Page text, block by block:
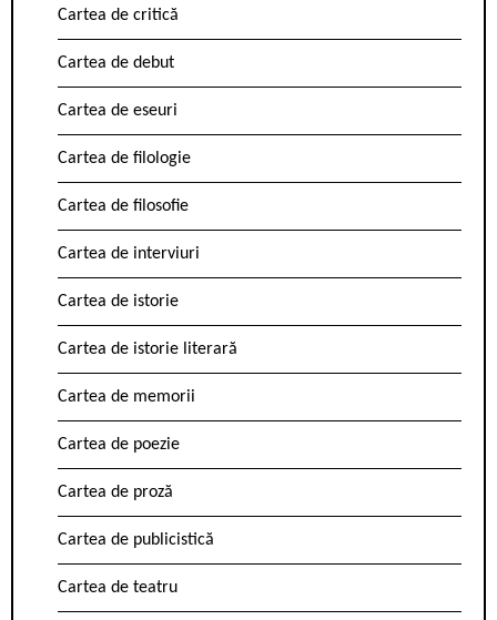
Cartea de critică
Cartea de debut
Cartea de eseuri
Cartea de filologie
Cartea de filosofie
Cartea de interviuri
Cartea de istorie
Cartea de istorie literară
Cartea de memorii
Cartea de poezie
Cartea de proză
Cartea de publicistică
Cartea de teatru